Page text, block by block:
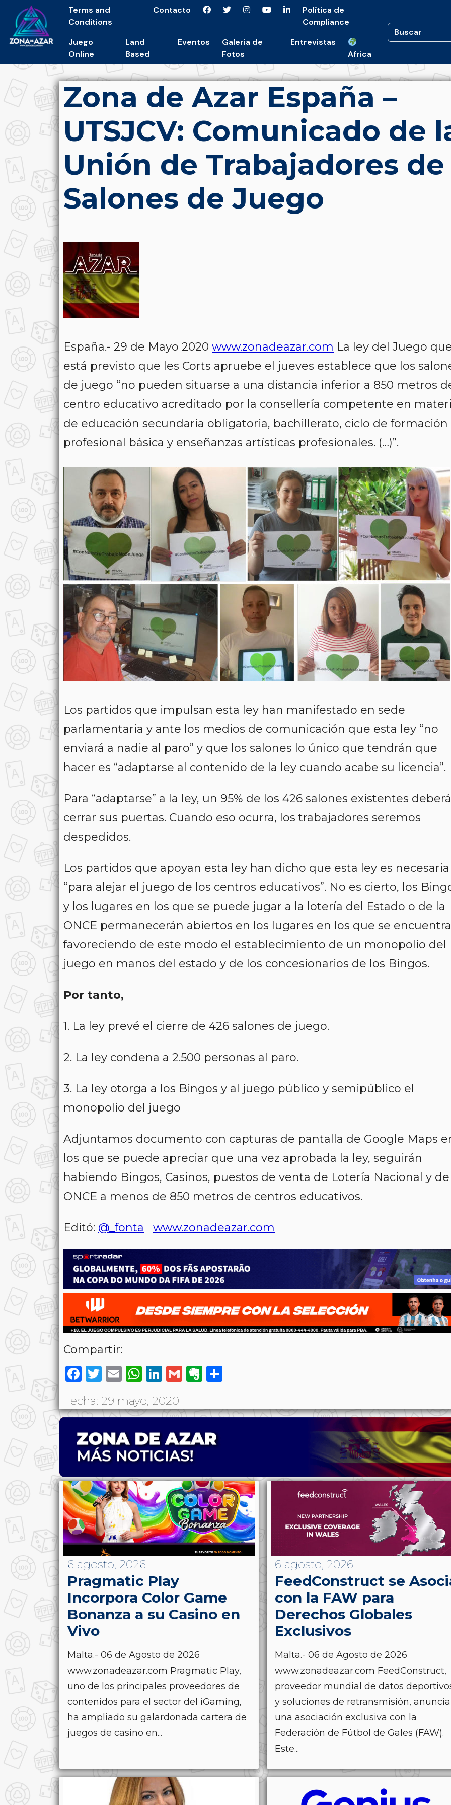
Terms and
Conditions
Contacto
Política de
Compliance
Juego
Online
Land
Based
Eventos
Galeria de
Fotos
Entrevistas
Africa
Zona de Azar España –
UTSJCV: Comunicado de
Unión de Trabajadores de
Salones de Juego
España.- 29 de Mayo 2020 www.zonadeazar.com La ley del Juego
está previsto que les Corts apruebe el jueves establece que los
de juego “no pueden situarse a una distancia inferior a 850 metros
centro educativo acreditado por la consellería competente en
de educación secundaria obligatoria, bachillerato, ciclo de formación
profesional básica y enseñanzas artísticas profesionales. (…)”.
Los partidos que impulsan esta ley han manifestado en sede
parlamentaria y ante los medios de comunicación que esta ley “no
enviará a nadie al paro” y que los salones lo único que tendrán que
hacer es “adaptarse al contenido de la ley cuando acabe su licencia”.
Para “adaptarse” a la ley, un 95% de los 426 salones existentes deberá
cerrar sus puertas. Cuando eso ocurra, los trabajadores seremos
despedidos.
Los partidos que apoyan esta ley han dicho que esta ley es necesaria
“para alejar el juego de los centros educativos”. No es cierto, los
y los lugares en los que se puede jugar a la lotería del Estado o de la
ONCE permanecerán abiertos en los lugares en los que se
favoreciendo de este modo el establecimiento de un monopolio del
juego en manos del estado y de los concesionarios de los Bingos.
Por tanto,
1. La ley prevé el cierre de 426 salones de juego.
2. La ley condena a 2.500 personas al paro.
3. La ley otorga a los Bingos y al juego público y semipúblico el
monopolio del juego
Adjuntamos documento con capturas de pantalla de Google Maps
los que se puede apreciar que una vez aprobada la ley, seguirán
habiendo Bingos, Casinos, puestos de venta de Lotería Nacional y
ONCE a menos de 850 metros de centros educativos.
Editó: @_fonta www.zonadeazar.com
Compartir:
Facebook
Twitter
EmailWhatsApp
LinkedIn
GmailEvernote
Fecha: 29 mayo, 2020
6 agosto, 2026
Pragmatic Play
Incorpora Color Game
Bonanza a su Casino en
Vivo
Malta.- 06 de Agosto de 2026
www.zonadeazar.com Pragmatic Play,
uno de los principales proveedores de
contenidos para el sector del iGaming,
ha ampliado su galardonada cartera de
juegos de casino en...
6 agosto, 2026
FeedConstruct se
con la FAW para
Derechos Globales
Exclusivos
Malta.- 06 de Agosto de 2026
www.zonadeazar.com FeedConstruct,
proveedor mundial de datos
y soluciones de retransmisión, anuncia
una asociación exclusiva con la
Federación de Fútbol de Gales (FAW).
Este...